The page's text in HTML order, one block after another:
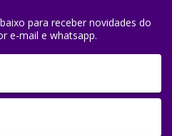
para receber novidades do
e-mail e whatsapp.